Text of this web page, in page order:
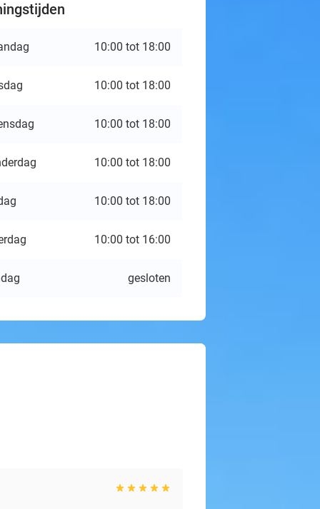
10:00 tot 18:00
10:00 tot 18:00
10:00 tot 18:00
10:00 tot 18:00
10:00 tot 18:00
10:00 tot 16:00
gesloten